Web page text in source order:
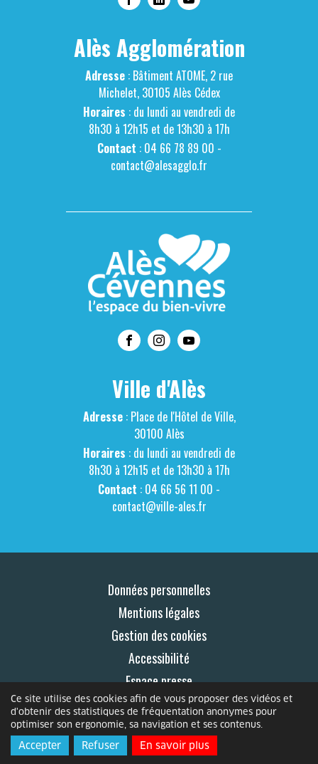
Ce site utilise des cookies afin de vous proposer des vidéos et
d'obtenir des statistiques de fréquentation anonymes pour
optimiser son ergonomie, sa navigation et ses contenus.
Accepter Refuser En savoir plus
Alès Agglomération
Adresse : Bâtiment ATOME, 2 rue
Michelet, 30105 Alès Cédex
Horaires : du lundi au vendredi de
8h30 à 12h15 et de 13h30 à 17h
Contact : 04 66 78 89 00 -
contact@alesagglo.fr
Ville d'Alès
Adresse: Place de l'Hôtel de Ville,
30100 Alès
Horaires : du lundi au vendredi de
8h30 à 12h15 et de 13h30 à 17h
Contact : 04 66 56 11 00 -
contact@ville-ales.fr
© 2026 Le Mag
Données personnelles
Mentions légales
Gestion des cookies
Accessibilité
Espace presse
Contact